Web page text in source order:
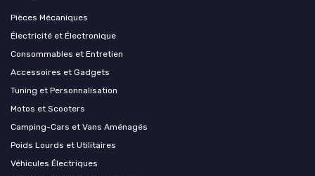
Pièces Mécaniques
Électricité et Électronique
Consommables et Entretien
Accessoires et Gadgets
Tuning et Personnalisation
Motos et Scooters
Camping-Cars et Vans Aménagés
Poids Lourds et Utilitaires
Véhicules Électriques